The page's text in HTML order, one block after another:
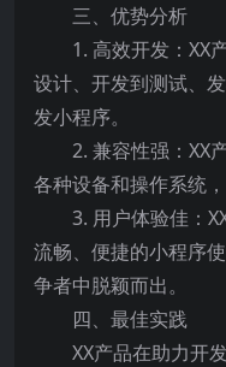
三、优势分析
1. 高效开发：XX
设计、开发到测试、
发小程序。
2. 兼容性强：XX
各种设备和操作系统
3. 用户体验佳：
流畅、便捷的小程序
争者中脱颖而出。
四、最佳实践
XX产品在助力开